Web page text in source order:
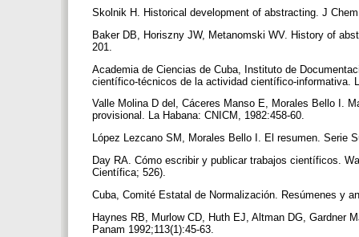
Skolnik H. Historical development of abstracting. J
Baker DB, Horiszny JW, Metanomski WV. History of
201.
Academia de Ciencias de Cuba, Instituto de
científico-técnicos de la actividad científico-informativa.
Valle Molina D del, Cáceres Manso E, Morales Bello I.
provisional. La Habana: CNICM, 1982:458-60.
López Lezcano SM, Morales Bello I. El resumen. Serie
Day RA. Cómo escribir y publicar trabajos científicos.
Científica; 526).
Cuba, Comité Estatal de Normalización. Resúmenes y
Haynes RB, Murlow CD, Huth EJ, Altman DG, Gardner
Panam 1992;113(1):45-63.